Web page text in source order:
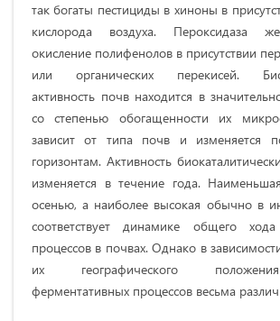
так богаты пестициды в хиноны в
кислорода воздуха. Пероксидаза
окисление полифенолов в присутствии
или органических перекисей.
активность почв находится в
со степенью обогащенности их
зависит от типа почв и изменяется
горизонтам. Активность
изменяется в течение года.
осенью, а наиболее высокая обычно в
соответствует динамике общего хода
процессов в почвах. Однако в
их географического
ферментативных процессов весьма